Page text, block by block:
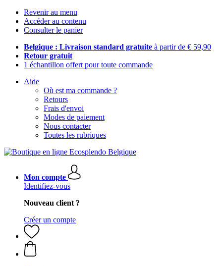
Revenir au menu
Accéder au contenu
Consulter le panier
Belgique : Livraison standard gratuite à partir de € 59,90
Retour gratuit
1 échantillon offert pour toute commande
Aide
Où est ma commande ?
Retours
Frais d'envoi
Modes de paiement
Nous contacter
Toutes les rubriques
Mon compte
Identifiez-vous
Nouveau client ?
Créer un compte